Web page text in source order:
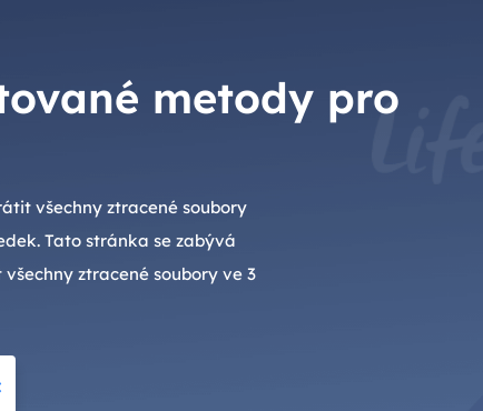
metody pro
všechny ztracené soubory
Tato stránka se zabývá
ztracené soubory ve 3